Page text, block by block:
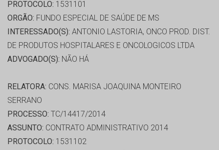
PROTOCOLO: 1531101
ORGÃO: FUNDO ESPECIAL DE SAÚDE DE MS
INTERESSADO(S): ANTONIO LASTORIA, ONCO PROD. DIST.
DE PRODUTOS HOSPITALARES E ONCOLOGICOS LTDA
ADVOGADO(S): NÃO HÁ
RELATORA: CONS. MARISA JOAQUINA MONTEIRO
SERRANO
PROCESSO: TC/14417/2014
ASSUNTO: CONTRATO ADMINISTRATIVO 2014
PROTOCOLO: 1531102